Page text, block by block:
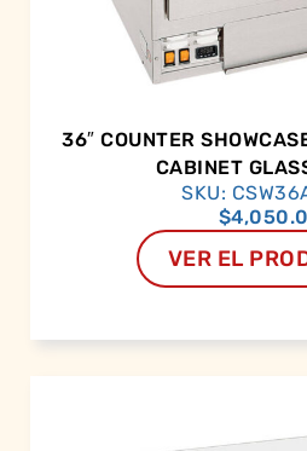
36″ COUNTER
CABINET
SKU:
$
VER EL